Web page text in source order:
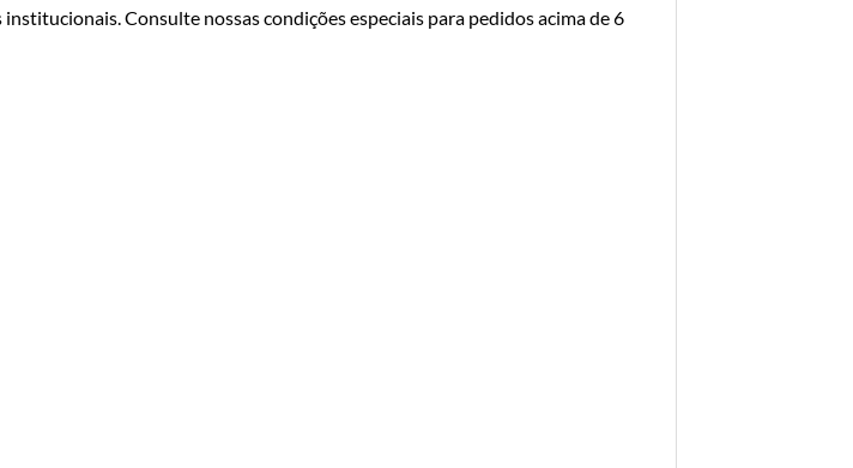
Consulte nossas condições especiais para pedidos acima de 6